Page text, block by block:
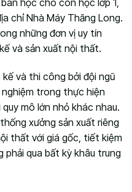
học cho con học lớp 1,
chỉ Nhà Máy Thăng Long.
những đơn vị uy tín
và sản xuất nội thất.
và thi công bởi đội ngũ
nghiệm trong thực hiện
mô lớn nhỏ khác nhau.
xưởng sản xuất riêng
thất với giá gốc, tiết kiệm
qua bất kỳ khâu trung